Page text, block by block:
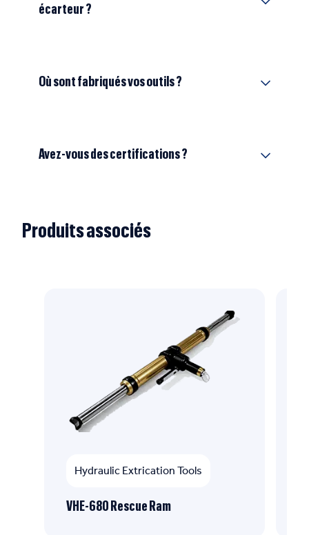
écarteur ?
Où sont fabriqués vos outils ?
Avez-vous des certifications ?
Produits associés
Hydraulic Extrication Tools
VHE-680 Rescue Ram